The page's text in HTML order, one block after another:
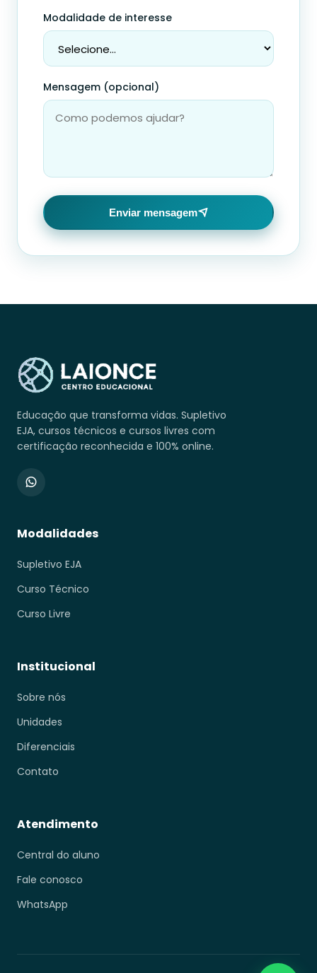
Modalidade de interesse
Mensagem (opcional)
Enviar mensagem
Educação que transforma vidas. Supletivo
EJA, cursos técnicos e cursos livres com
certificação reconhecida e 100% online.
Modalidades
Supletivo EJA
Curso Técnico
Curso Livre
Institucional
Sobre nós
Unidades
Diferenciais
Contato
Atendimento
Central do aluno
Fale conosco
WhatsApp